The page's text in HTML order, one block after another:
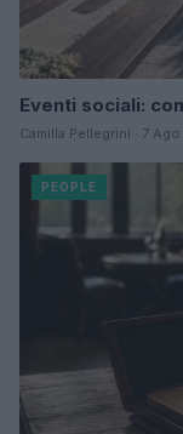
Eventi sociali:
Camilla Pellegrini · 7
PEOPLE